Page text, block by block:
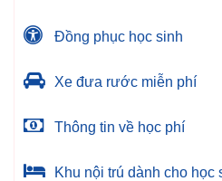
Đồng phục học sinh
Xe đưa rước miễn phí
Thông tin về học phí
Khu nội trú dành cho học